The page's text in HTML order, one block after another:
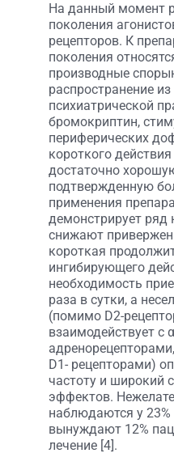
На данный момент
поколения
рецепторов. К
поколения
производные
распространение
психиатрической
бромокриптин,
периферических
короткого
достаточно
подтвержденную
применения
демонстрирует ряд
снижают
короткая
ингибирующего
необходимость
раза в сутки, а
(помимо D2-
взаимодействует с
D1- рецепторами)
частоту и широкий
эффектов.
наблюдаются у 23%
вынуждают 12%
лечение [4].